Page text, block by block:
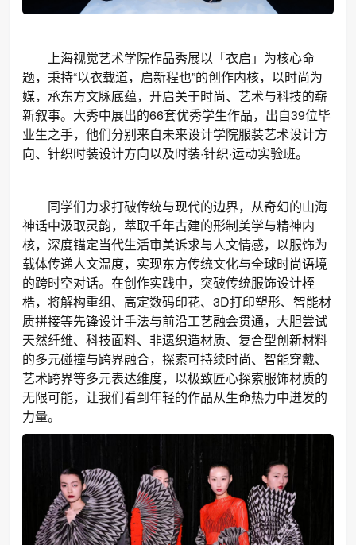
上海视觉艺术学院作品秀展以「衣启」为核心命
题，秉持“以衣载道，启新程也”的创作内核，以时尚为
媒，承东方文脉底蕴，开启关于时尚、艺术与科技的崭
新叙事。大秀中展出的66套优秀学生作品，出自39位毕
业生之手，他们分别来自未来设计学院服装艺术设计方
向、针织时装设计方向以及时装·针织·运动实验班。
同学们力求打破传统与现代的边界，从奇幻的山海
神话中汲取灵韵，萃取千年古建的形制美学与精神内
核，深度锚定当代生活审美诉求与人文情感，以服饰为
载体传递人文温度，实现东方传统文化与全球时尚语境
的跨时空对话。在创作实践中，突破传统服饰设计桎
梏，将解构重组、高定数码印花、3D打印塑形、智能材
质拼接等先锋设计手法与前沿工艺融会贯通，大胆尝试
天然纤维、科技面料、非遗织造材质、复合型创新材料
的多元碰撞与跨界融合，探索可持续时尚、智能穿戴、
艺术跨界等多元表达维度，以极致匠心探索服饰材质的
无限可能，让我们看到年轻的作品从生命热力中迸发的
力量。